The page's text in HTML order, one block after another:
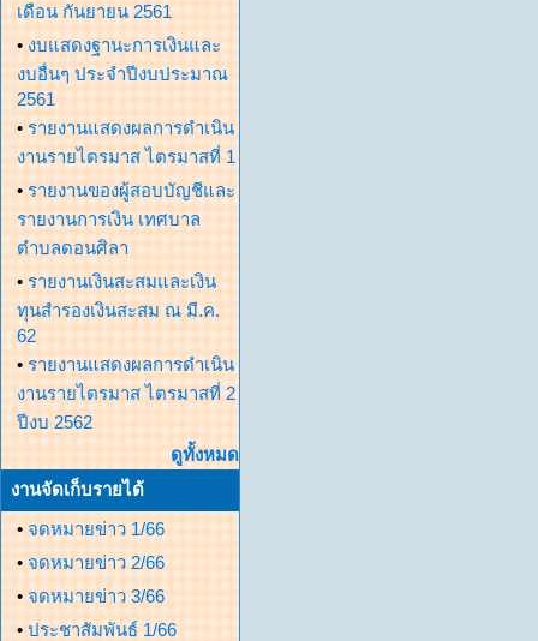
เดือน กันยายน 2561
• งบแสดงฐานะการเงินและ
งบอื่นๆ ประจำปีงบประมาณ
2561
• รายงานแสดงผลการดำเนิน
งานรายไตรมาส ไตรมาสที่ 1
• รายงานของผู้สอบบัญชีและ
รายงานการเงิน เทศบาล
ตำบลดอนศิลา
• รายงานเงินสะสมและเงิน
ทุนสำรองเงินสะสม ณ มี.ค.
62
• รายงานแสดงผลการดำเนิน
งานรายไตรมาส ไตรมาสที่ 2
ปีงบ 2562
ดูทั้งหมด
งานจัดเก็บรายได้
• จดหมายข่าว 1/66
• จดหมายข่าว 2/66
• จดหมายข่าว 3/66
• ประชาสัมพันธ์ 1/66